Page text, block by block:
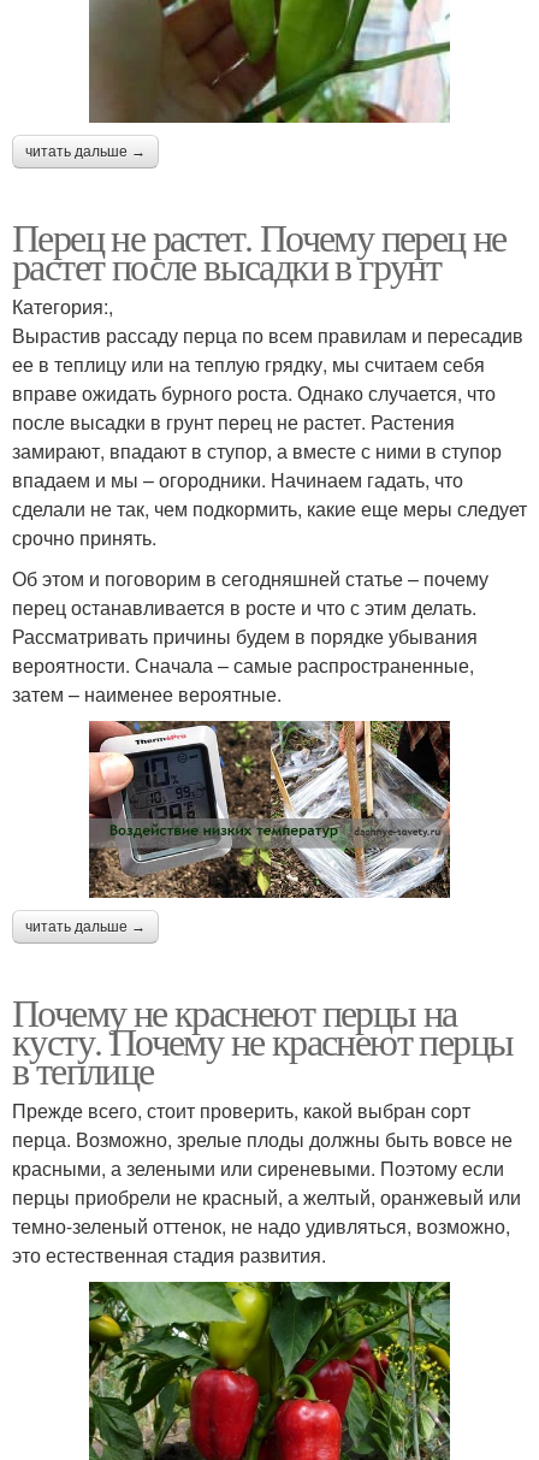
читать дальше →
Перец не растет. Почему перец не
растет после высадки в грунт
Категория:,
Вырастив рассаду перца по всем правилам и пересадив
ее в теплицу или на теплую грядку, мы считаем себя
вправе ожидать бурного роста. Однако случается, что
после высадки в грунт перец не растет. Растения
замирают, впадают в ступор, а вместе с ними в ступор
впадаем и мы – огородники. Начинаем гадать, что
сделали не так, чем подкормить, какие еще меры следует
срочно принять.
Об этом и поговорим в сегодняшней статье – почему
перец останавливается в росте и что с этим делать.
Рассматривать причины будем в порядке убывания
вероятности. Сначала – самые распространенные,
затем – наименее вероятные.
читать дальше →
Почему не краснеют перцы на
кусту. Почему не краснеют перцы
в теплице
Прежде всего, стоит проверить, какой выбран сорт
перца. Возможно, зрелые плоды должны быть вовсе не
красными, а зелеными или сиреневыми. Поэтому если
перцы приобрели не красный, а желтый, оранжевый или
темно-зеленый оттенок, не надо удивляться, возможно,
это естественная стадия развития.